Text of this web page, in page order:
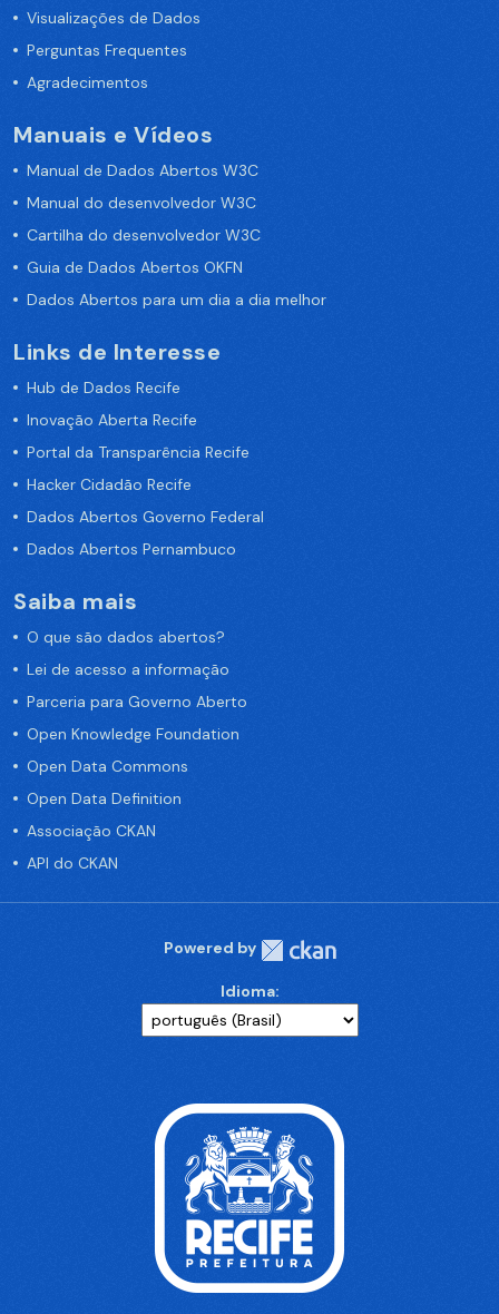
Visualizações de Dados
Perguntas Frequentes
Agradecimentos
Manuais e Vídeos
Manual de Dados Abertos W3C
Manual do desenvolvedor W3C
Cartilha do desenvolvedor W3C
Guia de Dados Abertos OKFN
Dados Abertos para um dia a dia melhor
Links de Interesse
Hub de Dados Recife
Inovação Aberta Recife
Portal da Transparência Recife
Hacker Cidadão Recife
Dados Abertos Governo Federal
Dados Abertos Pernambuco
Saiba mais
O que são dados abertos?
Lei de acesso a informação
Parceria para Governo Aberto
Open Knowledge Foundation
Open Data Commons
Open Data Definition
Associação CKAN
API do CKAN
Powered by
Idioma